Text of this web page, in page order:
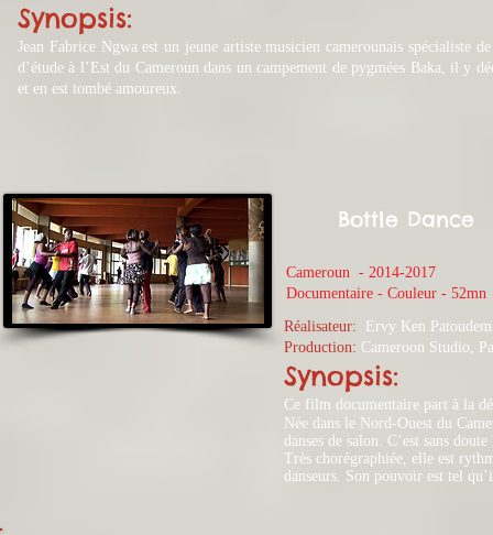
Synopsis:
Jean Fabrice Ngwa est un jeune artiste musicien camerounais spécialiste
d’étude à l’Est du Cameroun dans un campement de pygmées Baka, il y
et en est tombé amoureux.
Bottle Dance
Cameroun - 2014-2017
​Documentaire - Couleur - 52mn
Réalisateur:
Ervy Ken Patoudem
Production: Cameroon Studio,
Synopsis:
Ce film documentaire part à la
Née dans le Nord-Ouest du
danses de salon. C’est sans
Très chorégraphiée, elle est
danseurs. Son pouvoir est tel